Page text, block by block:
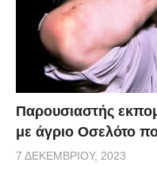
Παρουσιαστής
με άγριο Οσελότο
7 ΔΕΚΕΜΒΡΊΟΥ, 2023